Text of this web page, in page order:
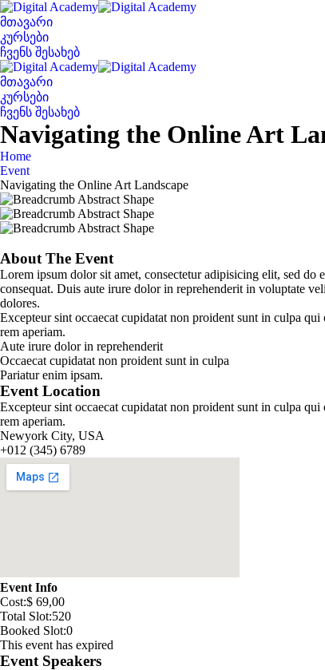
Skip
to
content
მთავარი
კურსები
ჩვენს შესახებ
მთავარი
კურსები
ჩვენს შესახებ
Navigating the Online Art
Home
Event
Navigating the Online Art Landscape
About The Event
Lorem ipsum dolor sit amet, consectetur adipisicing elit, sed
consequat. Duis aute irure dolor in reprehenderit in voluptate
dolores.
Excepteur sint occaecat cupidatat non proident sunt in culpa
rem aperiam.
Aute irure dolor in reprehenderit
Occaecat cupidatat non proident sunt in culpa
Pariatur enim ipsam.
Event Location
Excepteur sint occaecat cupidatat non proident sunt in culpa
rem aperiam.
Newyork City, USA
+012 (345) 6789
Event Info
Cost:$ 69,00
Total Slot:520
Booked Slot:0
This event has expired
Event Speakers